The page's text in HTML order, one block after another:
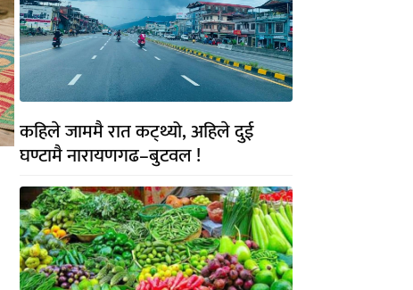
कहिले जाममै रात कट्थ्यो, अहिले दुई
घण्टामै नारायणगढ–बुटवल !